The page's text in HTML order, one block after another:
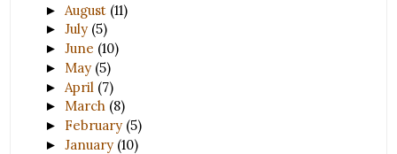
► August (11)
►July (5)
►June (10)
► May (5)
► April (7)
► March (8)
► February (5)
►January (10)